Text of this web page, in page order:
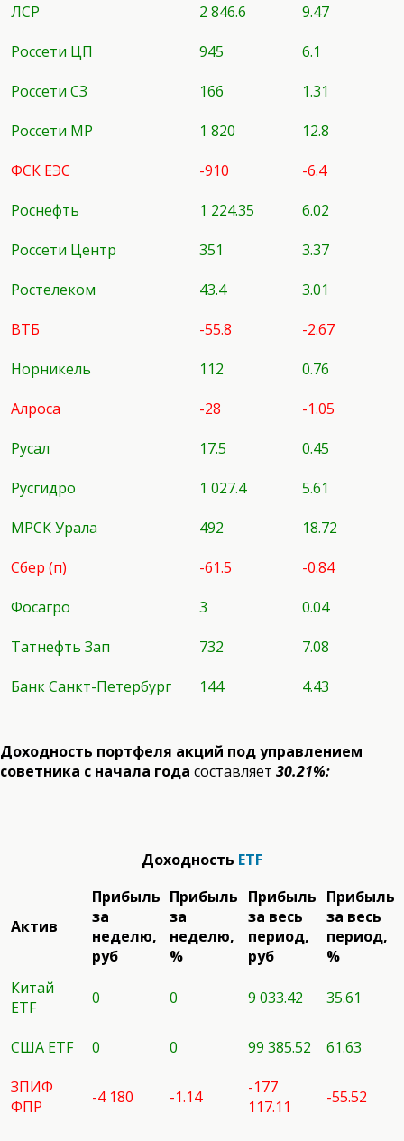
ЛСР 2 846.6
9.47
Россети ЦП
945
6.1
Россети СЗ
166
1.31
Россети МР
1 820
12.8
ФСК ЕЭС
-910
-6.4
Роснефть
1 224.35
6.02
Россети Центр
351
3.37
Ростелеком
43.4
3.01
ВТБ
-55.8
-2.67
Норникель
112
0.76
Алроса
-28
-1.05
Русал
17.5
0.45
Русгидро
1 027.4
5.61
МРСК Урала
492
18.72
Сбер (п)
-61.5
-0.84
Фосагро
3
0.04
Татнефть Зап
732
7.08
Банк Санкт-Петербург
144 4.43
Доходность портфеля акций под управлением
советника с начала года составляет 30.21%:
Доходность ETF
Актив
Прибыль
за
неделю,
руб
Прибыль
за
неделю,
%
Прибыль
за весь
период,
руб
Прибыль
за весь
период,
%
Китай
ETF
0 0 9 033.42 35.61
США ETF 0 0 99 385.52
61.63
ЗПИФ
ФПР
-4 180 -1.14
-177
117.11
-55.52